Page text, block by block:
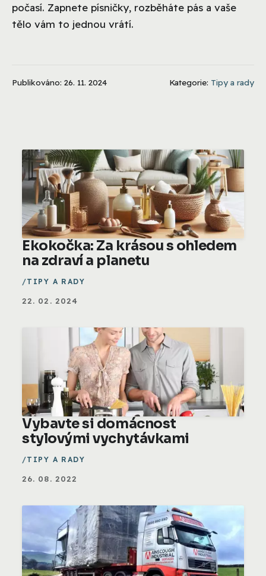
počasí. Zapnete písničky, rozběháte pás a vaše
tělo vám to jednou vrátí.
Publikováno: 26. 11. 2024 Kategorie: Tipy a rady
Ekokočka: Za krásou s ohledem
na zdraví a planetu
TIPY A RADY
22. 02. 2024
Vybavte si domácnost
stylovými vychytávkami
TIPY A RADY
26. 08. 2022